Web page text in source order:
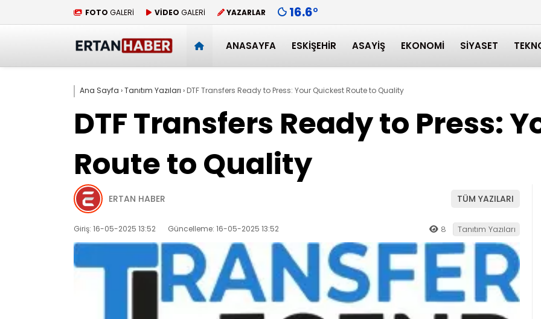
FOTO GALERİ VİDEO GALERİ YAZARLAR 16.6°
ANASAYFA ESKIŞEHIR ASAYIŞ EKONOMI SIYASET
Ana Sayfa ›Tanıtım Yazıları › DTF Transfers Ready to Press: Your Quickest Route to Quality
DTF Transfers Ready to Press:
Route to Quality
ERTAN HABER TÜM YAZILARI
Giriş: 16-05-2025 13:52 Güncelleme: 16-05-2025 13:52 8 Tanıtım Yazıları